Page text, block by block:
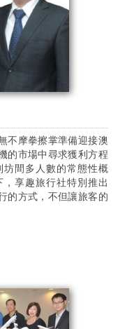
不摩拳擦掌準備迎接澳
的市場中尋求獲利方程
間多人數的常態性概
享趣旅行社特別推出
的方式，不但讓旅客的